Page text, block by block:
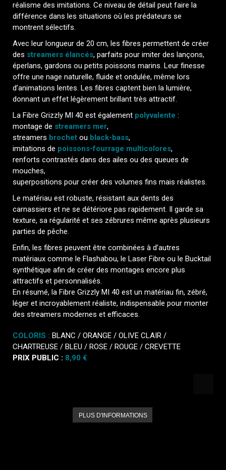
réalisme des imitations. Ce niveau de détail peut faire la
différence dans les situations où les prédateurs se
montrent sélectifs.
Avec leur longueur de 20 cm, les fibres permettent de créer
des streamers élancés, parfaits pour imiter des lançons,
éperlans, gardons ou petits poissons marins. Leur finesse
offre une nage naturelle, fluide et ondulée, même lors
d’animations lentes. Les fibres captent bien la lumière,
donnant un effet légèrement brillant très attractif.
La Fibre Grizzly MI 40 est également polyvalente :
montage de streamers mer,
streamers brochet ou black-bass,
imitations de poissons-fourrage multicolores,
renforts contrastés dans des ailes ou des queues de
mouches,
superpositions pour créer des volumes fins mais réalistes.
Le matériau est robuste, résistant aux dents des
carnassiers et ne se détériore pas rapidement. Il garde sa
texture, sa régularité et ses zébrures même après plusieurs
parties de pêche.
Enfin, les fibres peuvent être combinées à d’autres
matériaux comme le Flashabou, le Laser Fibre ou le Bucktail
synthétique afin de créer des montages encore plus
attractifs et personnalisés.
En résumé, la Fibre Grizzly MI 40 est un matériau fin, zébré,
léger et incroyablement réaliste, indispensable pour monter
des streamers modernes et efficaces.
COLORIS : BLANC / ORANGE / OLIVE CLAIR /
CHARTREUSE / BLEU / ROSE / ROUGE / CREVETTE
PRIX PUBLIC : 8,90 €
PLUS D'INFORMATIONS